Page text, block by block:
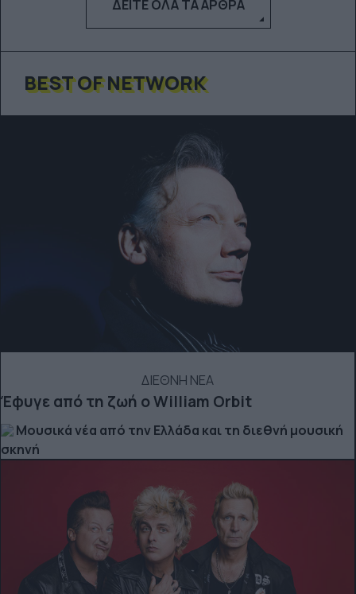
ΔΕΊΤΕ ΌΛΑ ΤΑ ΆΡΘΡΑ
BEST OF NETWORK
ΔΙΕΘΝΗ ΝΕΑ
Έφυγε από τη ζωή ο William Orbit
Μουσικά νέα από την Ελλάδα και τη διεθνή μουσική
σκηνή